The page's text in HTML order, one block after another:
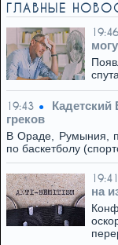
ГЛАВНЫЕ
19:46
19:43
Кадетский
греков
В Ораде, Румыния,
по баскетболу
19:41
на